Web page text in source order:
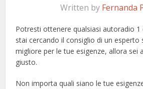
Written by Fernanda
Potresti ottenere qualsiasi autoradio 1
stai cercando il consiglio di un esperto
migliore per le tue esigenze, allora sei
giusto.
Non importa quali siano le tue